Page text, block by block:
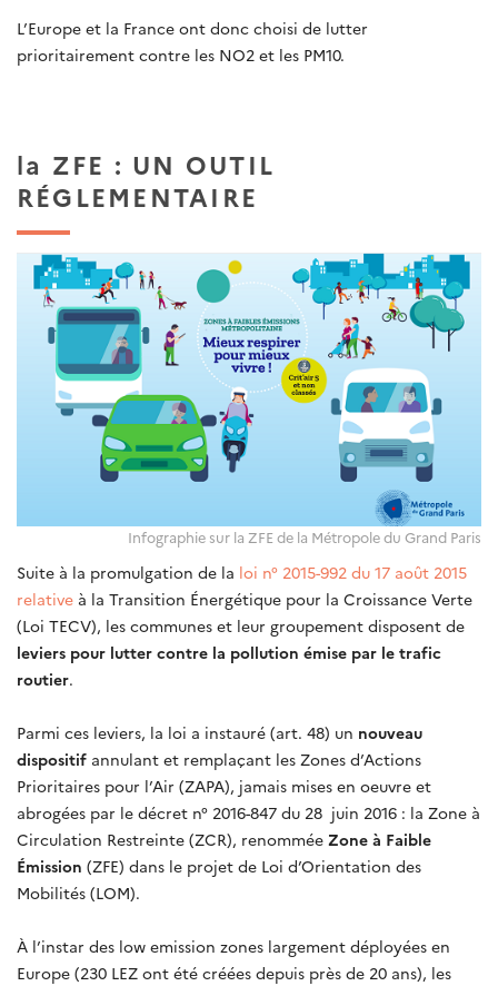
L’Europe et la France ont donc choisi de lutter
prioritairement contre les NO2 et les PM10.
la ZFE : UN OUTIL
RÉGLEMENTAIRE
Infographie sur la ZFE de la Métropole du Grand Paris
Suite à la promulgation de la loi n° 2015-992 du 17 août 2015
relative à la Transition Énergétique pour la Croissance Verte
(Loi TECV), les communes et leur groupement disposent de
leviers pour lutter contre la pollution émise par le trafic
routier.
Parmi ces leviers, la loi a instauré (art. 48) un nouveau
dispositif annulant et remplaçant les Zones d’Actions
Prioritaires pour l’Air (ZAPA), jamais mises en oeuvre et
abrogées par le décret n° 2016-847 du 28 juin 2016 : la Zone à
Circulation Restreinte (ZCR), renommée Zone à Faible
Émission (ZFE) dans le projet de Loi d’Orientation des
Mobilités (LOM).
À l’instar des low emission zones largement déployées en
Europe (230 LEZ ont été créées depuis près de 20 ans), les